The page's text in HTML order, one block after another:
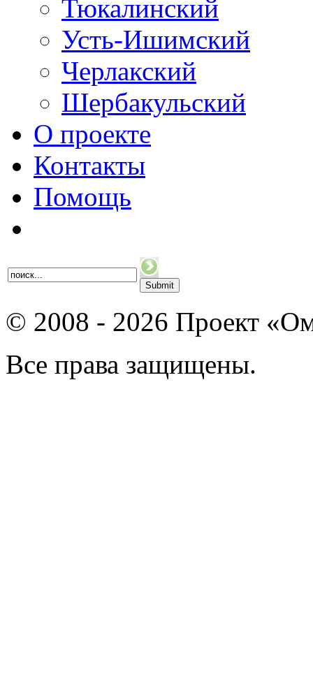
Тюкалинский
Усть-Ишимский
Черлакский
Шербакульский
О проекте
Контакты
Помощь
© 2008 - 2026 Проект
Все права защищены.